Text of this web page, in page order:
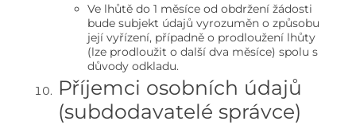
Ve lhůtě do 1 měsíce od obdržení žádosti
bude subjekt údajů vyrozuměn o způsobu
její vyřízení, případně o prodloužení lhůty
(lze prodloužit o další dva měsíce) spolu s
důvody odkladu.
Příjemci osobních údajů
(subdodavatelé správce)